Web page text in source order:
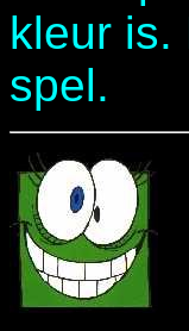
kleur is.
spel.